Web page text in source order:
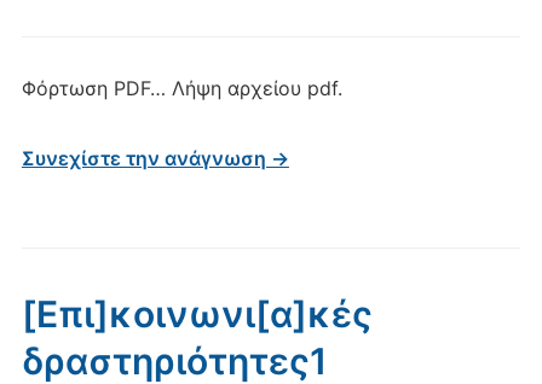
Φόρτωση PDF… Λήψη αρχείου pdf.
Συνεχίστε την ανάγνωση →
[Επι]κοινωνι[α]κές
δραστηριότητες1